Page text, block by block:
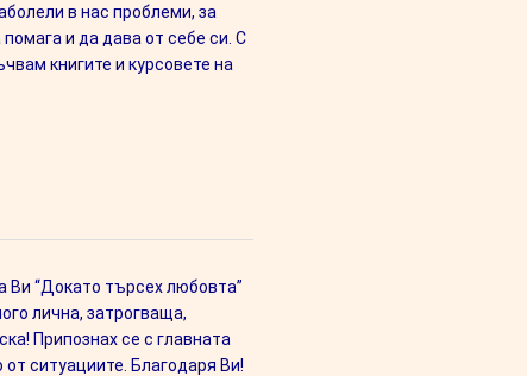
в нас проблеми, за
и да дава от себе си. С
книгите и курсовете на
Ви “Докато търсех любовта”
лична, затрогваща,
Припознах се с главната
от ситуациите. Благодаря Ви!